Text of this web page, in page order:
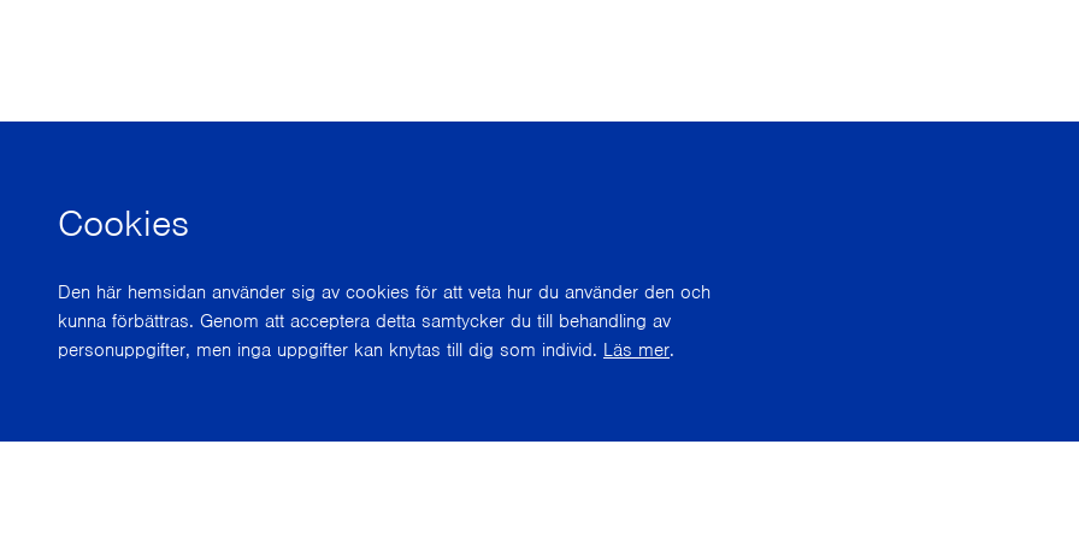
Cookies
Den här hemsidan använder sig av cookies för att veta hur du använder den och
kunna förbättras. Genom att acceptera detta samtycker du till behandling av
personuppgifter, men inga uppgifter kan knytas till dig som individ. Läs mer.